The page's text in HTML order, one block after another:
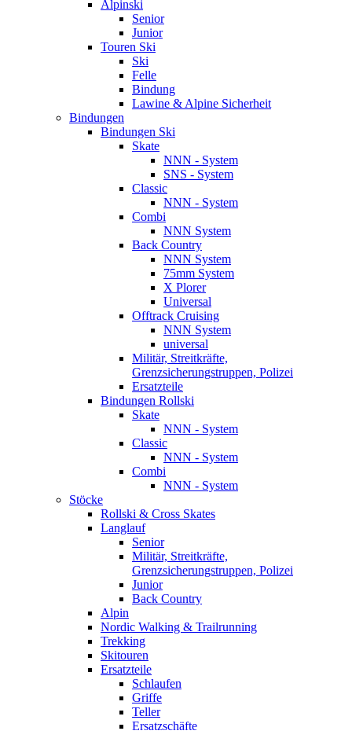
Alpinski
Senior
Junior
Touren Ski
Ski
Felle
Bindung
Lawine & Alpine Sicherheit
Bindungen
Bindungen Ski
Skate
NNN - System
SNS - System
Classic
NNN - System
Combi
NNN System
Back Country
NNN System
75mm System
X Plorer
Universal
Offtrack Cruising
NNN System
universal
Militär, Streitkräfte,
Grenzsicherungstruppen, Polizei
Ersatzteile
Bindungen Rollski
Skate
NNN - System
Classic
NNN - System
Combi
NNN - System
Stöcke
Rollski & Cross Skates
Langlauf
Senior
Militär, Streitkräfte,
Grenzsicherungstruppen, Polizei
Junior
Back Country
Alpin
Nordic Walking & Trailrunning
Trekking
Skitouren
Ersatzteile
Schlaufen
Griffe
Teller
Ersatzschäfte